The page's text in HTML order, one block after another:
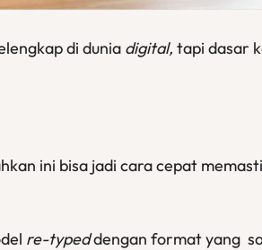
di dunia digital, tapi dasar
ini bisa jadi cara cepat
re-typeddengan format yang